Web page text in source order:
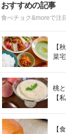
おすすめの記事
食べチョク&moreで注
【
菜
桃
【
【